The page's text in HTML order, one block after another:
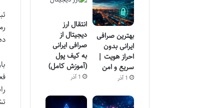
بهترین صرافی
ایرانی بدون
احراز هویت |
سریع و امن
1 آذر
انتقال ارز
دیجیتال از
صرافی ایرانی
به کیف پول
(آموزش کامل)
1 آذر